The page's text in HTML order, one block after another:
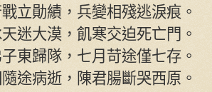
立勛績，兵變相殘逃淚痕。
迷大漠，飢寒交迫死亡門。
東歸隊，七月苛途僅七存。
途病逝，陳君腸斷哭西原。